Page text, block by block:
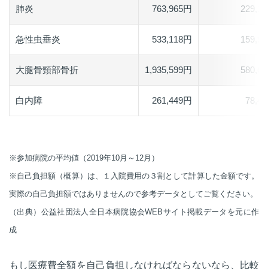
肺炎 763,965円
急性虫垂炎 533,118円
大腿骨頸部骨折 1,935,599円
白内障 261,449円
※参加病院の平均値（2019年10月～12月）
※自己負担額（概算）は、１入院費用の３割として計算した金額です。
実際の自己負担額ではありませんので参考データとしてご覧ください。
（出典）公益社団法人全日本病院協会WEBサイト掲載データを元に作
成
もし医療費全額を自己負担しなければならないなら、比較